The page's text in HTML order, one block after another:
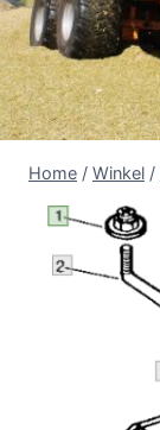
Home / Winkel /